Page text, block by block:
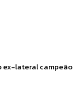
ex-lateral campeão